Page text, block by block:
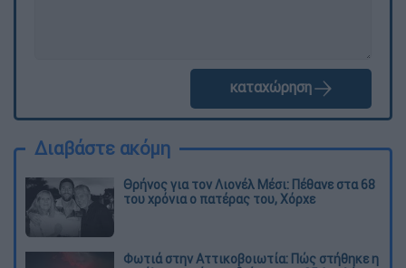
καταχώρηση
Διαβάστε ακόμη
Θρήνος για τον Λιονέλ Μέσι: Πέθανε στα 68
του χρόνια ο πατέρας του, Χόρχε
Φωτιά στην Αττικοβοιωτία: Πώς στήθηκε η